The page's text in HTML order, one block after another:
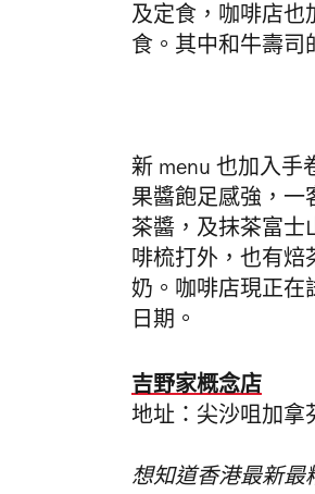
及定食，咖啡店也
食。其中和牛壽司
新 menu 也加入手
果醬飽足感強，一
茶醬，及抹茶富士
啡梳打外，也有焙
奶。咖啡店現正在
日期。
吉野家概念店
地址：尖沙咀加拿
想知道香港最新最